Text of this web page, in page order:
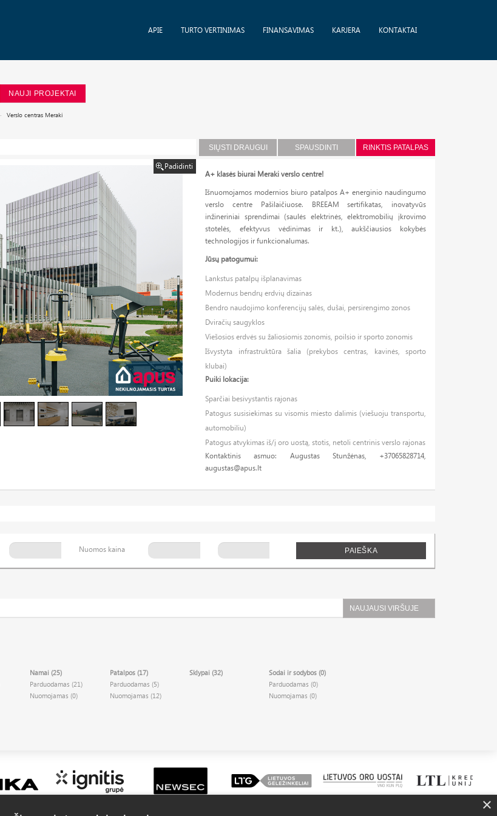
APIE TURTO VERTINIMAS FINANSAVIMAS KARJERA KONTAKTAI
NAUJI PROJEKTAI
Verslo centras Meraki
SIŲSTI DRAUGUI SPAUSDINTI RINKTIS PATALPAS
Padidinti
A+ klasės biurai Meraki verslo centre!
Išnuomojamos modernios biuro patalpos A+ energinio naudingumo
verslo centre Pašilaičiuose. BREEAM sertifikatas, inovatyvūs
inžineriniai sprendimai (saulės elektrinės, elektromobilių įkrovimo
stotelės, efektyvus vėdinimas ir kt.), aukščiausios kokybės
technologijos ir funkcionalumas.
Jūsų patogumui:
Lankstus patalpų išplanavimas
Modernus bendrų erdvių dizainas
Bendro naudojimo konferencijų salės, dušai, persirengimo zonos
Dviračių saugyklos
Viešosios erdvės su žaliosiomis zonomis, poilsio ir sporto zonomis
Išvystyta infrastruktūra šalia (prekybos centras, kavinės, sporto
klubai)
Puiki lokacija:
Sparčiai besivystantis rajonas
Patogus susisiekimas su visomis miesto dalimis (viešuoju transportu,
automobiliu)
Patogus atvykimas iš/į oro uostą, stotis, netoli centrinis verslo rajonas
Kontaktinis asmuo: Augustas Stunžėnas, +37065828714,
augustas@apus.lt
Nuomos kaina PAIEŠKA
NAUJAUSI VIRŠUJE
Namai (25)
Parduodamas (21)
Nuomojamas (0)
Patalpos (17)
Parduodamas (5)
Nuomojamas (12)
Sklypai (32)
Sodai ir sodybos (0)
Parduodamas (0)
Nuomojamas (0)
×